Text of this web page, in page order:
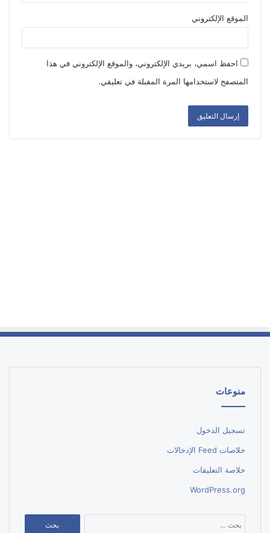
الموقع الإلكتروني
احفظ اسمي، بريدي الإلكتروني، والموقع الإلكتروني في هذا
المتصفح لاستخدامها المرة المقبلة في تعليقي.
منوعات
تسجيل الدخول
خلاصات Feed الإدخالات
خلاصة التعليقات
WordPress.org